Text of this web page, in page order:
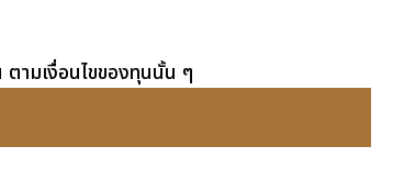
ามเงื่อนไขของทุนนั้น ๆ